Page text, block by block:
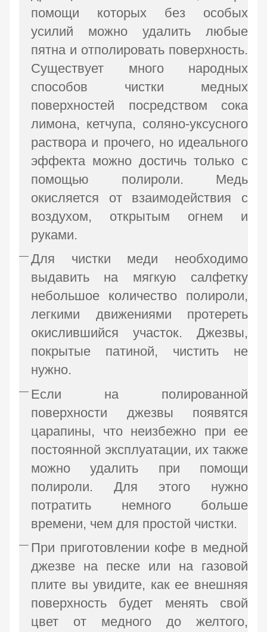
помощи которых без особых
усилий можно удалить любые
пятна и отполировать поверхность.
Существует много народных
способов чистки медных
поверхностей посредством сока
лимона, кетчупа, соляно-уксусного
раствора и прочего, но идеального
эффекта можно достичь только с
помощью полироли. Медь
окисляется от взаимодействия с
воздухом, открытым огнем и
руками.
Для чистки меди необходимо
выдавить на мягкую салфетку
небольшое количество полироли,
легкими движениями протереть
окислившийся участок. Джезвы,
покрытые патиной, чистить не
нужно.
Если на полированной
поверхности джезвы появятся
царапины, что неизбежно при ее
постоянной эксплуатации, их также
можно удалить при помощи
полироли. Для этого нужно
потратить немного больше
времени, чем для простой чистки.
При приготовлении кофе в медной
джезве на песке или на газовой
плите вы увидите, как ее внешняя
поверхность будет менять свой
цвет от медного до желтого,